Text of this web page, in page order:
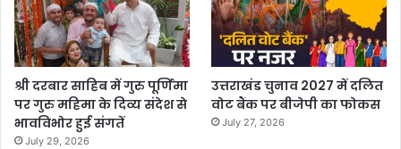
श्री दरबार साहिब में गुरु पूर्णिमा
पर गुरु महिमा के दिव्य संदेश से
भावविभोर हुई संगतें
July 29, 2026
उत्तराखंड चुनाव 2027 में दलित
वोट बैंक पर बीजेपी का फोकस
July 27, 2026